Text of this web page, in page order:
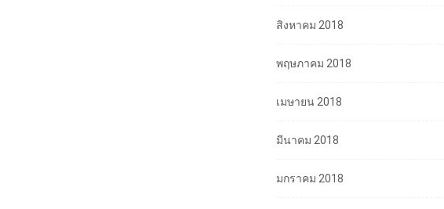
สิงหาคม 2018
พฤษภาคม 2018
เมษายน 2018
มีนาคม 2018
มกราคม 2018